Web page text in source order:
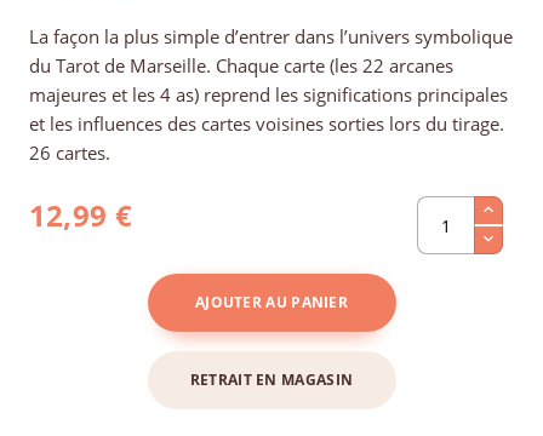
La façon la plus simple d’entrer dans l’univers symbolique
du Tarot de Marseille. Chaque carte (les 22 arcanes
majeures et les 4 as) reprend les significations principales
et les influences des cartes voisines sorties lors du tirage.
26 cartes.
12,99 €
AJOUTER AU PANIER
RETRAIT EN MAGASIN